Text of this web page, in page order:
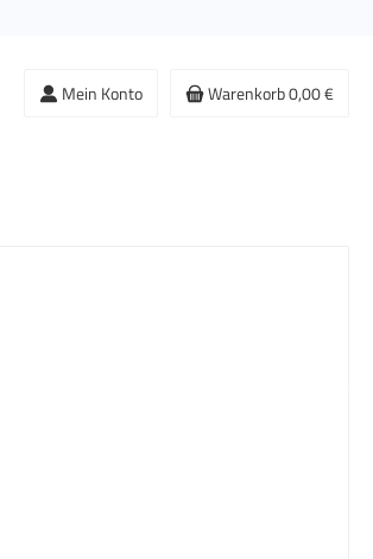
Mein Konto Warenkorb0,00 €